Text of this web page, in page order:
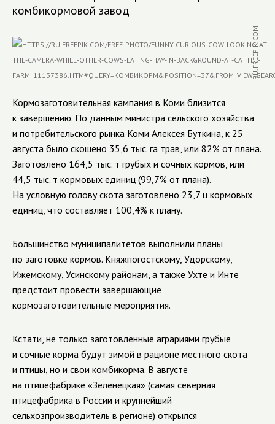
комбикормовой завод
RU.FREEPIK.COM
Кормозаготовительная кампания в Коми близится
к завершению. По данным министра сельского хозяйства
и потребительского рынка Коми Алексея Буткина, к 25
августа было скошено 35,6 тыс. га трав, или 82% от плана.
Заготовлено 164,5 тыс. т грубых и сочных кормов, или
44,5 тыс. т кормовых единиц (99,7% от плана).
На условную голову скота заготовлено 23,7 ц кормовых
единиц, что составляет 100,4% к плану.
Большинство муниципалитетов выполнили планы
по заготовке кормов. Княжпогостскому, Удорскому,
Ижемскому, Усинскому районам, а также Ухте и Инте
предстоит провести завершающие
кормозаготовительные мероприятия.
Кстати, не только заготовленные аграриями грубые
и сочные корма будут зимой в рационе местного скота
и птицы, но и свои комбикорма. В августе
на птицефабрике «Зеленецкая» (самая северная
птицефабрика в России и крупнейший
сельхозпроизводитель в регионе) открылся